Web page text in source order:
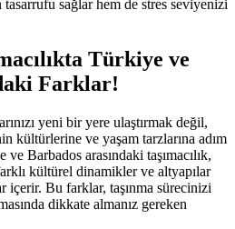
sağlar hem de stres seviyenizi
Türkiye ve
Farklar!
yeni bir yere ulaştırmak değil,
kültürlerine ve yaşam tarzlarına adım
Barbados arasındaki taşımacılık,
kültürel dinamikler ve altyapılar
içerir. Bu farklar, taşınma sürecinizi
dikkate almanız gereken